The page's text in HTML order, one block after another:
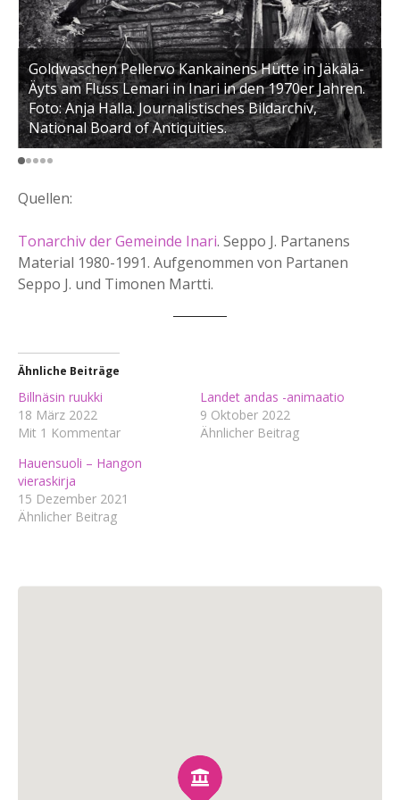
Goldwaschen Pellervo Kankainens Hütte in Jäkälä-
Äyts am Fluss Lemari in Inari in den 1970er Jahren.
Foto: Anja Halla. Journalistisches Bildarchiv,
National Board of Antiquities.
Quellen:
Tonarchiv der Gemeinde Inari. Seppo J. Partanens
Material 1980-1991. Aufgenommen von Partanen
Seppo J. und Timonen Martti.
Ähnliche Beiträge
Billnäsin ruukki
18 März 2022
Mit 1 Kommentar
Landet andas -animaatio
9 Oktober 2022
Ähnlicher Beitrag
Hauensuoli – Hangon
vieraskirja
15 Dezember 2021
Ähnlicher Beitrag